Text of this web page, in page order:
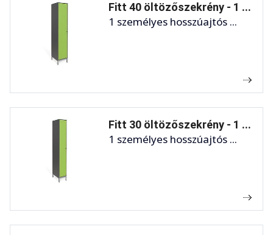
Fitt 40 öltözőszekrény - 1 ...
1 személyes hosszúajtós ...
Fitt 30 öltözőszekrény - 1 ...
1 személyes hosszúajtós ...